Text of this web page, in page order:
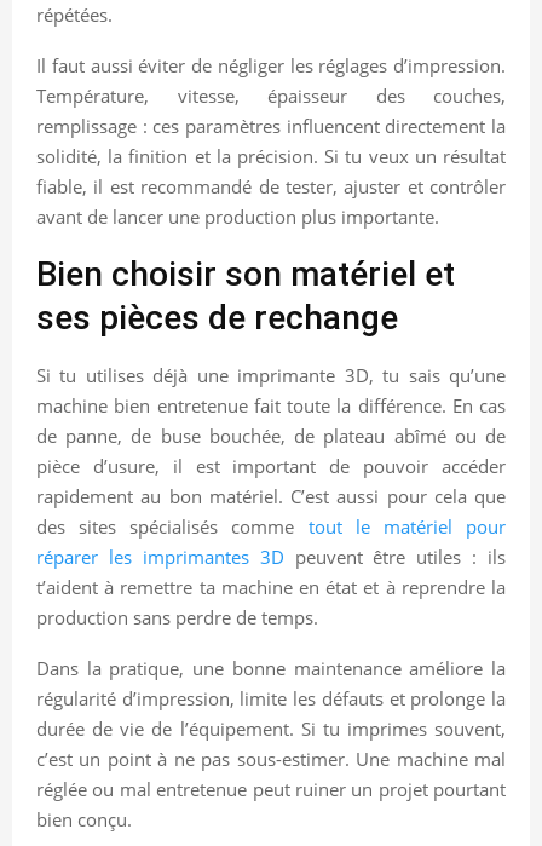
répétées.
Il faut aussi éviter de négliger les réglages d’impression.
Température, vitesse, épaisseur des couches,
remplissage : ces paramètres influencent directement la
solidité, la finition et la précision. Si tu veux un résultat
fiable, il est recommandé de tester, ajuster et contrôler
avant de lancer une production plus importante.
Bien choisir son matériel et
ses pièces de rechange
Si tu utilises déjà une imprimante 3D, tu sais qu’une
machine bien entretenue fait toute la différence. En cas
de panne, de buse bouchée, de plateau abîmé ou de
pièce d’usure, il est important de pouvoir accéder
rapidement au bon matériel. C’est aussi pour cela que
des sites spécialisés comme tout le matériel pour
réparer les imprimantes 3D peuvent être utiles : ils
t’aident à remettre ta machine en état et à reprendre la
production sans perdre de temps.
Dans la pratique, une bonne maintenance améliore la
régularité d’impression, limite les défauts et prolonge la
durée de vie de l’équipement. Si tu imprimes souvent,
c’est un point à ne pas sous-estimer. Une machine mal
réglée ou mal entretenue peut ruiner un projet pourtant
bien conçu.